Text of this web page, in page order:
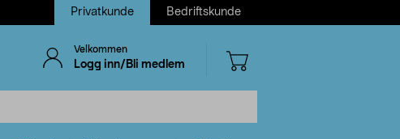
Privatkunde Bedriftskunde
Velkommen
Logg inn/Bli medlem